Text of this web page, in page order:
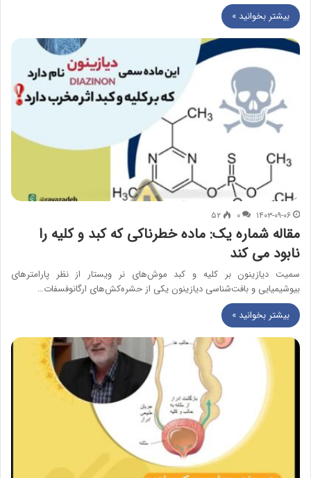
بیشتر بخوانید »
۱۴۰۳-۰۹-۰۶ ۰ ۵۲
مقاله شماره یک: ماده خطرناکی که کبد و کلیه را
نابود می کند
سمیت دیازینون بر کلیه و کبد موش‌های نر ویستار از نظر پارامترهای
بیوشیمیایی و بافت‌شناسی دیازینون یکی از حشره‌کش‌های ارگانوفسفات…
بیشتر بخوانید »